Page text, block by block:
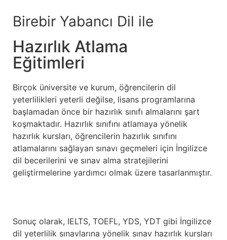
Birebir Yabancı Dil ile
Hazırlık Atlama
Eğitimleri
Birçok üniversite ve kurum, öğrencilerin dil
yeterlilikleri yeterli değilse, lisans programlarına
başlamadan önce bir hazırlık sınıfı almalarını şart
koşmaktadır. Hazırlık sınıfını atlamaya yönelik
hazırlık kursları, öğrencilerin hazırlık sınıfını
atlamalarını sağlayan sınavı geçmeleri için İngilizce
dil becerilerini ve sınav alma stratejilerini
geliştirmelerine yardımcı olmak üzere tasarlanmıştır.
Sonuç olarak, IELTS, TOEFL, YDS, YDT gibi İngilizce
dil yeterlilik sınavlarına yönelik sınav hazırlık kursları